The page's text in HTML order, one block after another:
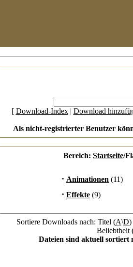
[ Download-Index| Download
Als nicht-registrierter Benutzer
Bereich: Startseite/
· Animationen (11)
· Effekte (9)
Sortiere Downloads nach: Titel (A\D)
Beliebtheit
Dateien sind aktuell sortiert